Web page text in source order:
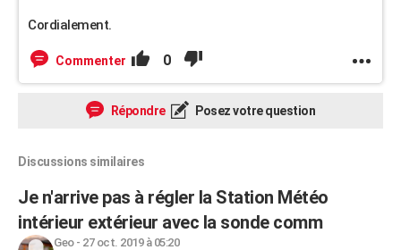
Cordialement.
Commenter 0
Répondre Posez votre question
Discussions similaires
Je n'arrive pas à régler la Station Météo
intérieur extérieur avec la sonde comm
Geo- 27 oct. 2019 à 05:20